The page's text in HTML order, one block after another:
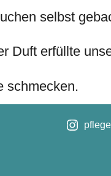
selbst
Duft erfüllte
schmecken.